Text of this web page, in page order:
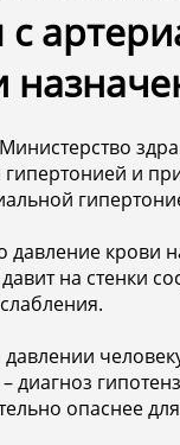
и
давление крови
на стенки
диагноз
опаснее